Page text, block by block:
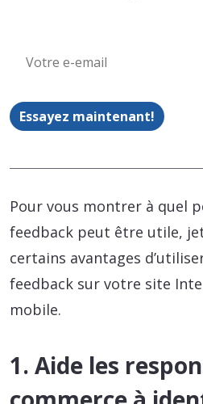
Essayez maintenant!
Pour vous montrer à quel
feedback peut être utile,
certains avantages
feedback sur votre site
mobile.
1. Aide les